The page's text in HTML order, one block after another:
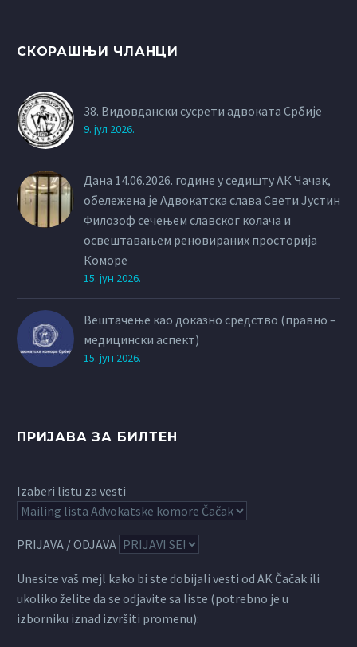
СКОРАШЊИ ЧЛАНЦИ
38. Видовдански сусрети адвоката Србије
9. јул 2026.
Дана 14.06.2026. године у седишту АК Чачак,
обележена је Адвокатска слава Свети Јустин
Филозоф сечењем славског колача и
освештавањем реновираних просторија
Коморе
15. јун 2026.
Вештачење као доказно средство (правно –
медицински аспект)
15. јун 2026.
ПРИЈАВА ЗА БИЛТЕН
Izaberi listu za vesti
PRIJAVA / ODJAVA
Unesite vaš mejl kako bi ste dobijali vesti od AK Čačak ili
ukoliko želite da se odjavite sa liste (potrebno je u
izborniku iznad izvršiti promenu):